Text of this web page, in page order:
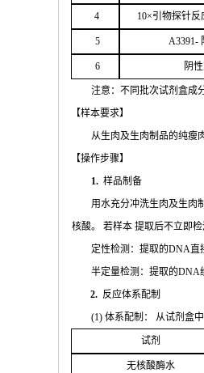
4 10×引物探针反
5 A3391-
6 阴
注意：不同批次试剂盒成
【样本要求】
从生肉及生肉制品的纯瘦
【操作步骤】
1. 样品制备
用水充分冲洗生肉及生肉
核酸。 若样本 提取后不立即
定性检测：提取的DNA直
半定量检测：提取的DNA
2. 反应体系配制
(1) 体系配制： 从试剂盒
试剂
无核酸酶水